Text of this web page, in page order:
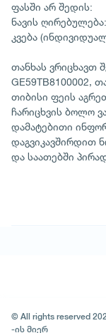
ფასში არ შედის:
ნავის
კვება
თანხას ვრიცხავთ
GE59TB8100002,
თიბისი ფეის
ჩარიცხვის ბოლო
დამატებითი
დაგვიკავშირდით
და საათებში
© All rights reserved
-ის მიერ